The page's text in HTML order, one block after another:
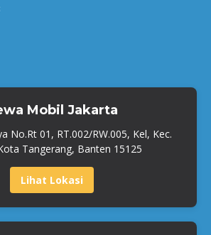
Mobil Jakarta
No.Rt 01, RT.002/RW.005, Kel, Kec.
Tangerang, Banten 15125
Lihat Lokasi